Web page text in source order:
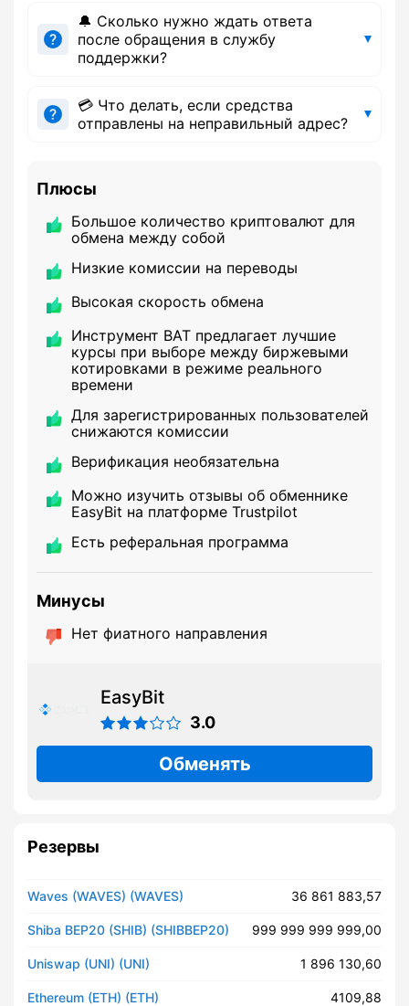
🔔 Сколько нужно ждать ответа
после обращения в службу
поддержки?
💳 Что делать, если средства
отправлены на неправильный адрес?
Плюсы
Большое количество криптовалют для
обмена между собой
Низкие комиссии на переводы
Высокая скорость обмена
Инструмент BAT предлагает лучшие
курсы при выборе между биржевыми
котировками в режиме реального
времени
Для зарегистрированных пользователей
снижаются комиссии
Верификация необязательна
Можно изучить отзывы об обменнике
EasyBit на платформе Trustpilot
Есть реферальная программа
Минусы
Нет фиатного направления
EasyBit
3.0
Обменять
Резервы
Waves (WAVES) (WAVES) 36 861 883,57
Shiba BEP20 (SHIB) (SHIBBEP20) 999 999 999 999,00
Uniswap (UNI) (UNI) 1 896 130,60
Ethereum (ETH) (ETH) 4109,88